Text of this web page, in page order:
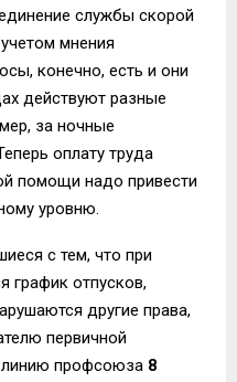
службы скорой
мнения
конечно, есть и они
действуют разные
за ночные
оплату труда
помощи надо привести
уровню.
с тем, что при
график отпусков,
другие права,
первичной
линию профсоюза 8